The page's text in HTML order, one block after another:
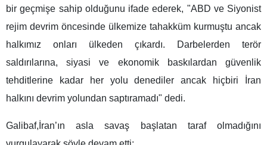
bir geçmişe sahip olduğunu ifade ederek, "ABD ve Siyonist
rejim devrim öncesinde ülkemize tahakküm kurmuştu ancak
halkımız onları ülkeden çıkardı. Darbelerden terör
saldırılarına, siyasi ve ekonomik baskılardan güvenlik
tehditlerine kadar her yolu denediler ancak hiçbiri İran
halkını devrim yolundan saptıramadı" dedi.
Galibaf,İran’ın asla savaş başlatan taraf olmadığını